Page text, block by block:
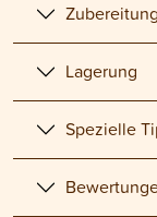
Lagerung
Spezielle